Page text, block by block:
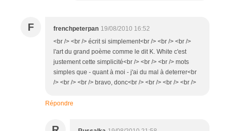
F frenchpeterpan 19/08/2010 16:52
<br /> <br /> écrit si simplement<br /> <br /> <br />
l'art du grand poème comme le dit K. White c'est
justement cette simplicité<br /> <br /> <br /> mots
simples que - quant à moi - j'ai du mal à deterrer<br
/> <br /> <br /> bravo, donc<br /> <br /> <br /> <br />
Répondre